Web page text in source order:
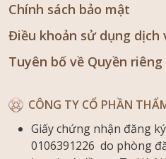
Chính sách bảo mật
Điều khoản sử dụng dịch
Tuyên bố về Quyền
CÔNG TY CỔ PHẦN
Giấy chứng nhận đăng
0106391226 do phòng